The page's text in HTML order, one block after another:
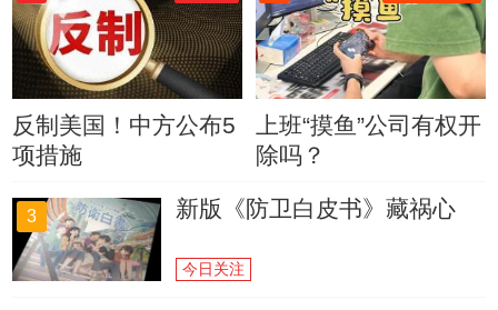
反制美国！中方公布5
项措施
上班“摸鱼”公司有权开
除吗？
3 新版《防卫白皮书》藏祸心
今日关注